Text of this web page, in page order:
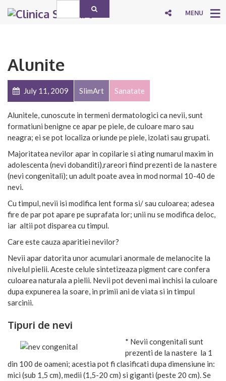
MENU
Alunite
July 11, 2009 SlimArt Sanatate
Alunitele, cunoscute in termeni dermatologici ca nevii, sunt
formatiuni benigne ce apar pe piele, de culoare maro sau
neagra; ei se pot localiza oriunde pe piele, izolati sau grupati.
Majoritatea nevilor apar in copilarie si ating numarul maxim in
adolescenta (nevi dobanditi),rareori fiind prezenti de la nastere
(nevi congenitali); un adult poate avea in mod normal 10-40 de
nevi.
Cu timpul, nevii isi modifica lent forma si/ sau culoarea; adesea
fire de par pot apare pe suprafata lor; unii nu se modifica deloc,
iar altii pot disparea cu timpul.
Care este cauza aparitiei nevilor?
Nevii apar datorita unor acumulari anormale de melanocite la
nivelul pielii. Aceste celule sintetizeaza pigment care confera
culoarea naturala a pielii. Nevii pot deveni mai inchisi la culoare
dupa expunerea la soare, in primii ani de viata si in timpul
sarcinii.
Tipuri de nevi
* Nevii congenitali sunt
prezenti de la nastere la 1
din 100 de oameni; acestia pot fi clasificati dupa dimensiune in:
mici (sub 1,5 cm), medii (1,5-20 cm) si giganti (peste 20 cm). Se